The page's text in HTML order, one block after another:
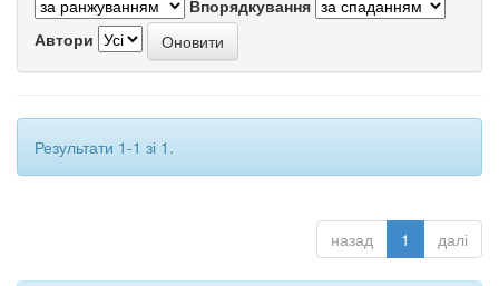
Впорядкування
Автори
Результати 1-1 зі 1.
назад 1 далі